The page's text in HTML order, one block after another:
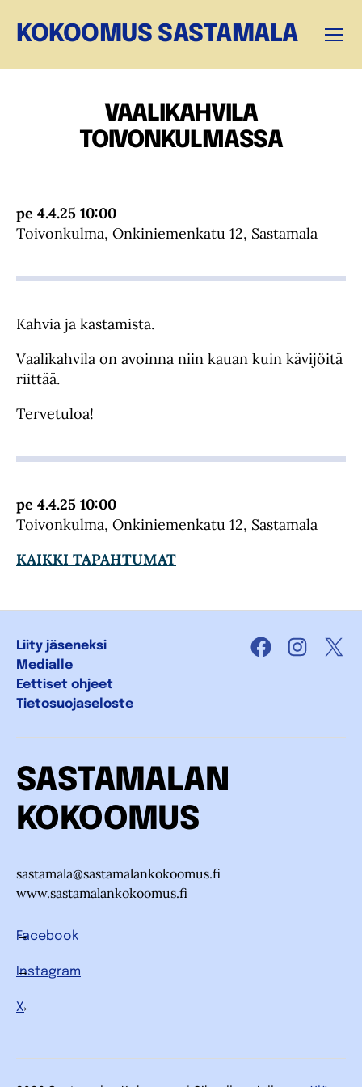
KOKOOMUS SASTAMALA
VAALIKAHVILA
TOIVONKULMASSA
pe 4.4.25 10:00
Toivonkulma, Onkiniemenkatu 12, Sastamala
Kahvia ja kastamista.
Vaalikahvila on avoinna niin kauan kuin kävijöitä
riittää.
Tervetuloa!
pe 4.4.25 10:00
Toivonkulma, Onkiniemenkatu 12, Sastamala
KAIKKI TAPAHTUMAT
Liity jäseneksi
Medialle
Eettiset ohjeet
Tietosuojaseloste
Facebook X
SASTAMALAN
KOKOOMUS
sastamala@sastamalankokoomus.fi
www.sastamalankokoomus.fi
Facebook
Instagram
X